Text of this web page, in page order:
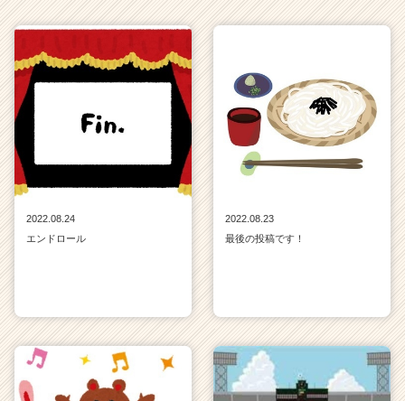
2022.08.24
エンドロール
2022.08.23
最後の投稿です！